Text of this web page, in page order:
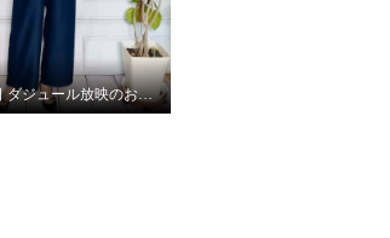
9月28日 ダジュール放映のお知らせ